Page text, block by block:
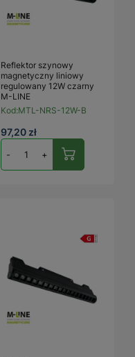
Reflektor szynowy
magnetyczny liniowy
regulowany 12W czarny
M-LINE
Kod:MTL-NRS-12W-B
97,20 zł
- +